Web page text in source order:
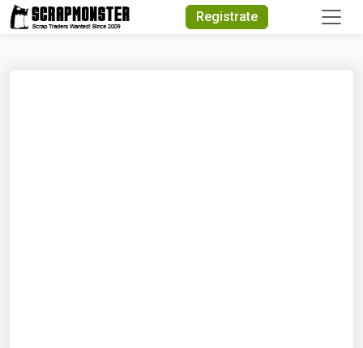
Registrate
Quick Search